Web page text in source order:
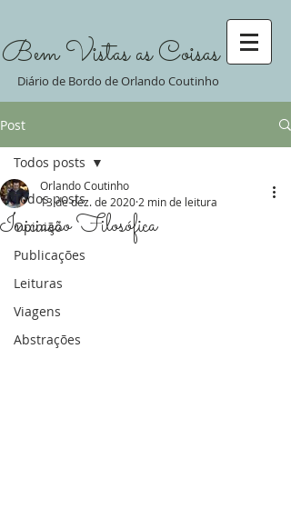
Bem Vistas as Coisas
Diário de Bordo de Orlando Coutinho
Post
Todos posts
Opinião
Publicações
Leituras
Viagens
Abstrações
Todos posts
Iniciação Filosófica
Orlando Coutinho
13 de dez. de 2020 2 min de leitura